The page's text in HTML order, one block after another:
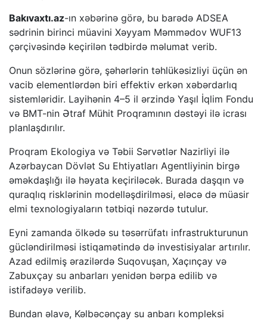
Bakıvaxtı.az-ın xəbərinə görə, bu barədə ADSEA
sədrinin birinci müavini Xəyyam Məmmədov WUF13
çərçivəsində keçirilən tədbirdə məlumat verib.
Onun sözlərinə görə, şəhərlərin təhlükəsizliyi üçün ən
vacib elementlərdən biri effektiv erkən xəbərdarlıq
sistemləridir. Layihənin 4–5 il ərzində Yaşıl İqlim Fondu
və BMT-nin Ətraf Mühit Proqramının dəstəyi ilə icrası
planlaşdırılır.
Proqram Ekologiya və Təbii Sərvətlər Nazirliyi ilə
Azərbaycan Dövlət Su Ehtiyatları Agentliyinin birgə
əməkdaşlığı ilə həyata keçiriləcək. Burada daşqın və
quraqlıq risklərinin modelləşdirilməsi, eləcə də müasir
elmi texnologiyaların tətbiqi nəzərdə tutulur.
Eyni zamanda ölkədə su təsərrüfatı infrastrukturunun
gücləndirilməsi istiqamətində də investisiyalar artırılır.
Azad edilmiş ərazilərdə Suqovuşan, Xaçınçay və
Zabuxçay su anbarları yenidən bərpa edilib və
istifadəyə verilib.
Bundan əlavə, Kəlbəcənçay su anbarı kompleksi